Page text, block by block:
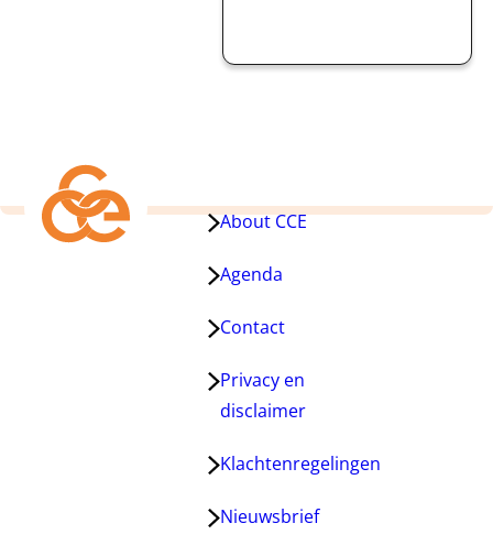
About CCE
Agenda
Contact
Privacy en
disclaimer
Klachtenregelingen
Nieuwsbrief